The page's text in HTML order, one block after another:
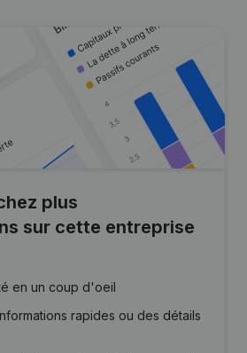
plus
sur cette entreprise
en un coup d'oeil
rapides ou des détails